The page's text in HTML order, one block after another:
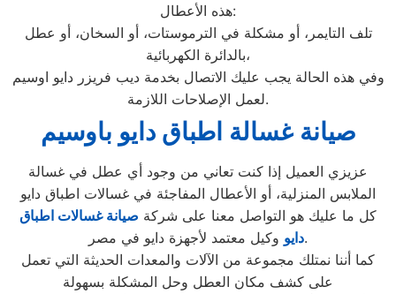
هذه الأعطال:
تلف التايمر، أو مشكلة في الترموستات، أو السخان، أو عطل
بالدائرة الكهربائية،
وفي هذه الحالة يجب عليك الاتصال بخدمة ديب فريزر دايو اوسيم
لعمل الإصلاحات اللازمة.
صيانة غسالة اطباق دايو باوسيم
عزيزي العميل إذا كنت تعاني من وجود أي عطل في غسالة
الملابس المنزلية، أو الأعطال المفاجئة في غسالات اطباق دايو
كل ما عليك هو التواصل معنا على شركة صيانة غسالات اطباق
دايووكيل معتمد لأجهزة دايو في مصر.
كما أننا نمتلك مجموعة من الآلات والمعدات الحديثة التي تعمل
على كشف مكان العطل وحل المشكلة بسهولة